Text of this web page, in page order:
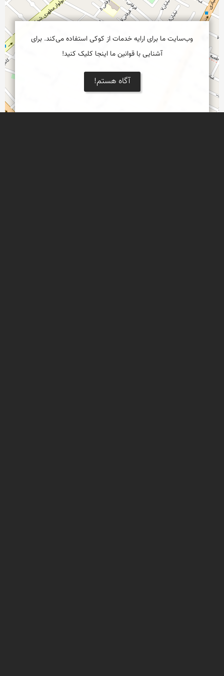
وب‌سایت ما برای ارایه خدمات از کوکی استفاده می‌کند. برای
آشنایی با قوانین ما اینجا کلیک کنید!
آگاه هستم!